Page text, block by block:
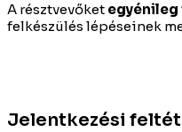
A résztvevőket
felkészülés lépéseinek
Jelentkezési